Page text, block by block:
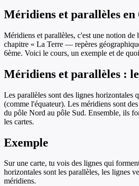
Méridiens et parallèles en
Méridiens et parallèles, c'est une notion de
chapitre « La Terre — repères
6ème. Voici le cours, un exemple et de
Méridiens et parallèles :
Les parallèles sont des lignes horizontales
(comme l'équateur). Les méridiens sont
du pôle Nord au pôle Sud. Ensemble, ils
les cartes.
Exemple
Sur une carte, tu vois des lignes qui
horizontales sont les parallèles, les lignes
méridiens.